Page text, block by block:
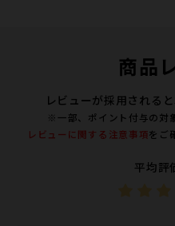
商品
レビューが採用される
※一部、ポイント付与の対
レビューに関する注意事項をご
平均評